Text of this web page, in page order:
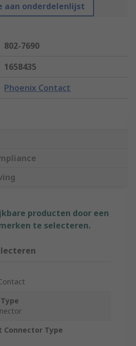
aan onderdelenlijst
802-7690
1658435
Phoenix Contact
producten door een
te selecteren.
Connector Type